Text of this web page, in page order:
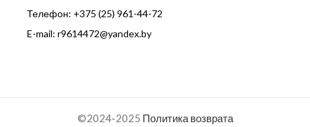
Телефон: +375 (25) 961-44-72
E-mail: r9614472@yandex.by
©2024-2025 Политика возврата